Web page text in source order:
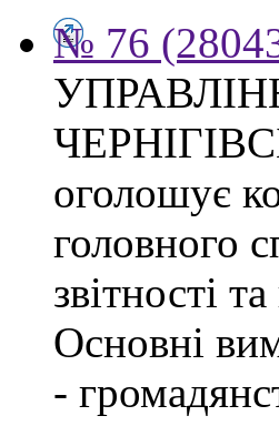
№ 76
оголошує
головного
звітності
Основні
-